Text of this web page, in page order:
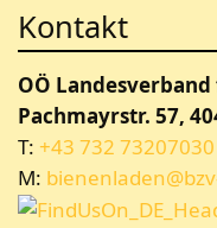
Kontakt
OÖ
Pachmayrstr. 57,
T: +43 732 73207030
M: